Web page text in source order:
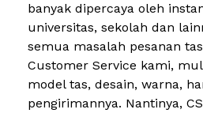
banyak dipercaya oleh
universitas, sekolah dan
semua masalah pesanan
Customer Service kami,
model tas, desain, warna,
pengirimannya. Nantinya,